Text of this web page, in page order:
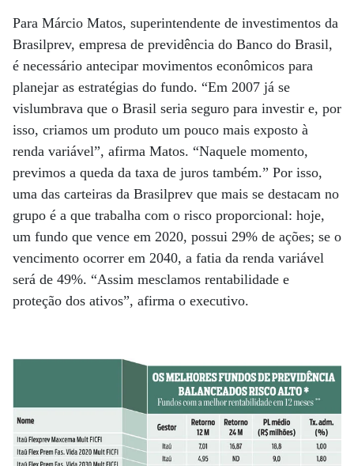
Para Márcio Matos, superintendente de investimentos da
Brasilprev, empresa de previdência do Banco do Brasil,
é necessário antecipar movimentos econômicos para
planejar as estratégias do fundo. “Em 2007 já se
vislumbrava que o Brasil seria seguro para investir e, por
isso, criamos um produto um pouco mais exposto à
renda variável”, afirma Matos. “Naquele momento,
previmos a queda da taxa de juros também.” Por isso,
uma das carteiras da Brasilprev que mais se destacam no
grupo é a que trabalha com o risco proporcional: hoje,
um fundo que vence em 2020, possui 29% de ações; se o
vencimento ocorrer em 2040, a fatia da renda variável
será de 49%. “Assim mesclamos rentabilidade e
proteção dos ativos”, afirma o executivo.